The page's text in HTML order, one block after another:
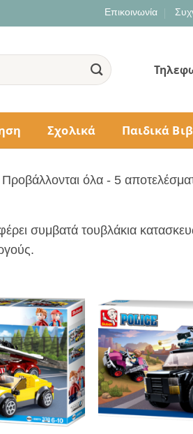
Επικοινωνία
Σχολικά Παιδικά
Προβάλλονται όλα - 5
συμβατά τουβλάκια